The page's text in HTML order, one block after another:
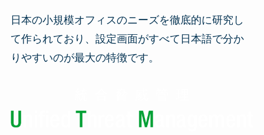
日本の小規模オフィスのニーズを徹底的に研究し
て作られており、設定画面がすべて日本語で分か
りやすいのが最大の特徴です。